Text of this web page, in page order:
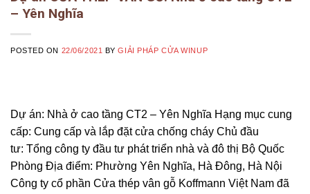
– Yên Nghĩa
POSTED ON 22/06/2021 BYGIẢI PHÁP CỬA WINUP
Dự án: Nhà ở cao tầng CT2 – Yên Nghĩa Hạng mục cung
cấp: Cung cấp và lắp đặt cửa chống cháy Chủ đầu
tư: Tổng công ty đầu tư phát triển nhà và đô thị Bộ Quốc
Phòng Địa điểm: Phường Yên Nghĩa, Hà Đông, Hà Nội
Công ty cổ phần Cửa thép vân gỗ Koffmann Việt Nam đã